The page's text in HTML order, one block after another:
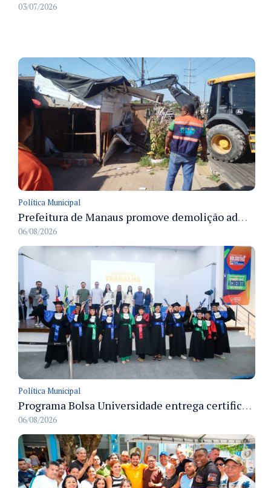
03/07/2026
Política Municipal
Prefeitura de Manaus promove demolição administrativa de cinco estruturas que ocupavam calçada pública
06/08/2026
Política Municipal
Programa Bolsa Universidade entrega certificados a formandos em Manaus na sede do Executivo municipal
06/08/2026